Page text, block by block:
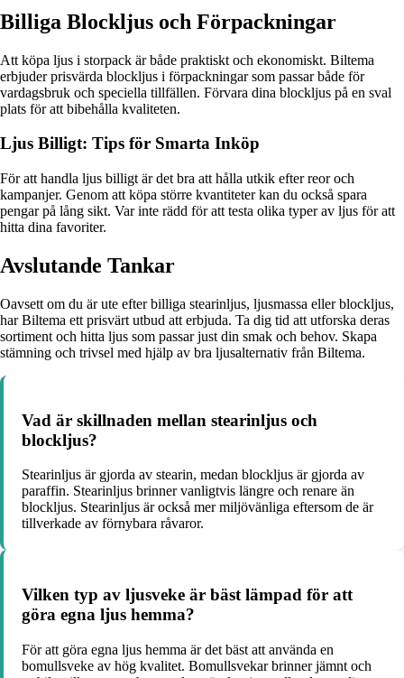
Billiga Blockljus och Förpackningar
Att köpa ljus i storpack är både praktiskt och ekonomiskt. Biltema
erbjuder prisvärda blockljus i förpackningar som passar både för
vardagsbruk och speciella tillfällen. Förvara dina blockljus på en sval
plats för att bibehålla kvaliteten.
Ljus Billigt: Tips för Smarta Inköp
För att handla ljus billigt är det bra att hålla utkik efter reor och
kampanjer. Genom att köpa större kvantiteter kan du också spara
pengar på lång sikt. Var inte rädd för att testa olika typer av ljus för att
hitta dina favoriter.
Avslutande Tankar
Oavsett om du är ute efter billiga stearinljus, ljusmassa eller blockljus,
har Biltema ett prisvärt utbud att erbjuda. Ta dig tid att utforska deras
sortiment och hitta ljus som passar just din smak och behov. Skapa
stämning och trivsel med hjälp av bra ljusalternativ från Biltema.
Vad är skillnaden mellan stearinljus och
blockljus?
Stearinljus är gjorda av stearin, medan blockljus är gjorda av
paraffin. Stearinljus brinner vanligtvis längre och renare än
blockljus. Stearinljus är också mer miljövänliga eftersom de är
tillverkade av förnybara råvaror.
Vilken typ av ljusveke är bäst lämpad för att
göra egna ljus hemma?
För att göra egna ljus hemma är det bäst att använda en
bomullsveke av hög kvalitet. Bomullsvekar brinner jämnt och